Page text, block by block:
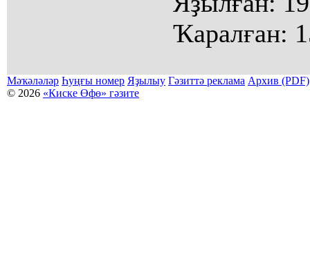
Ҡаралған:
Мәҡәләләр Һуңғы номер Яҙылыу Гәзиттә реклама Архив (PDF)
© 2026 «Киске Өфө» гәзите